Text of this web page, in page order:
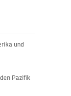
und
Pazifik